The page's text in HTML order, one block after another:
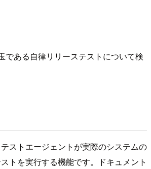
である自律リリーステストについて検
ストエージェントが実際のシステムの
トを実行する機能です。ドキュメント